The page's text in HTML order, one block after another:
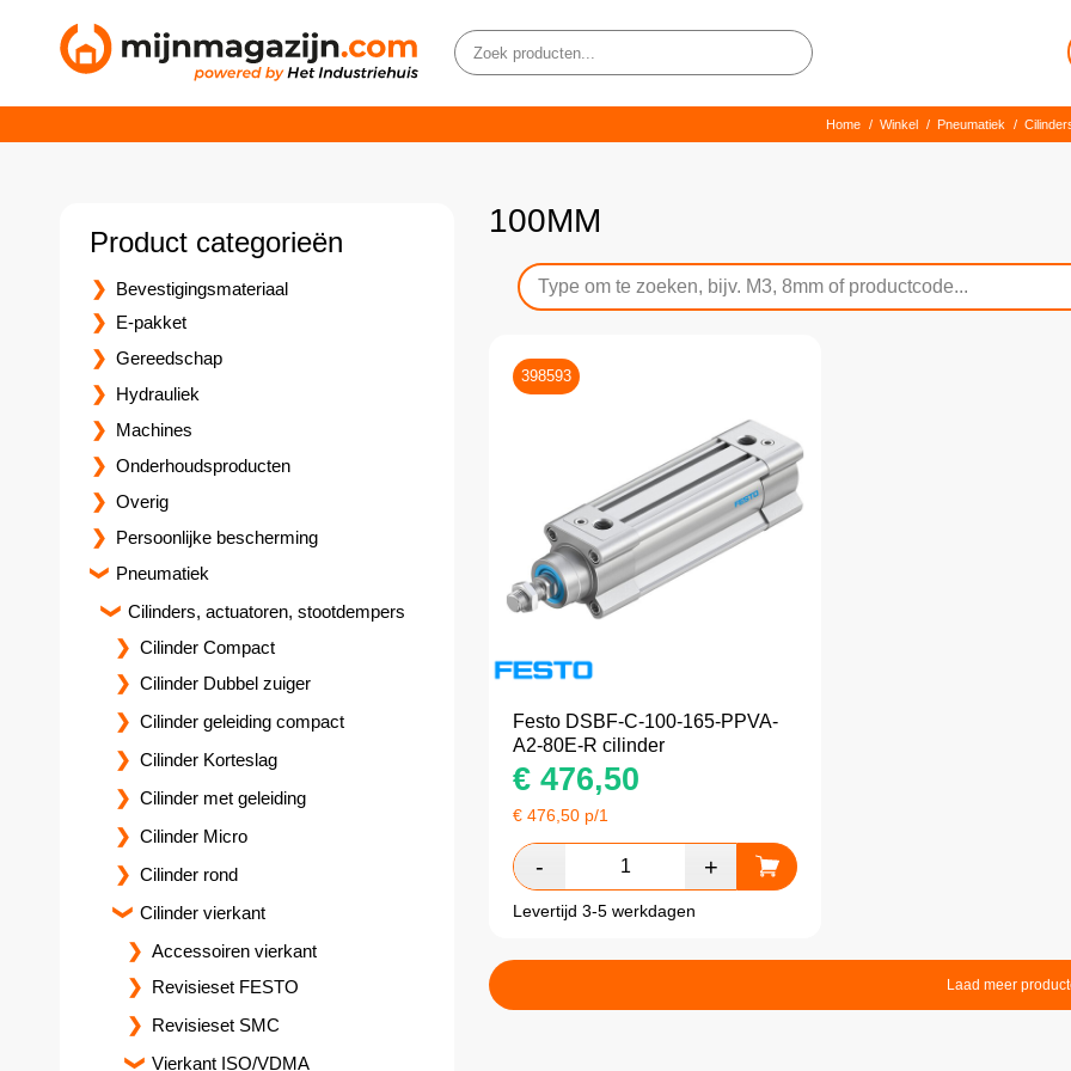
Home / Winkel / Pneumatiek /
100MM
398593
Festo DSBF-C-100-165-PPVA-
A2-80E-R cilinder
€ 476,50
€ 476,50 p/1
Levertijd 3-5 werkdagen
Laad meer
Product categorieën
Bevestigingsmateriaal
E-pakket
Gereedschap
Hydrauliek
Machines
Onderhoudsproducten
Overig
Persoonlijke bescherming
Pneumatiek
Cilinders, actuatoren, stootdempers
Cilinder Compact
Cilinder Dubbel zuiger
Cilinder geleiding compact
Cilinder Korteslag
Cilinder met geleiding
Cilinder Micro
Cilinder rond
Cilinder vierkant
Accessoiren vierkant
Revisieset FESTO
Revisieset SMC
Vierkant ISO/VDMA